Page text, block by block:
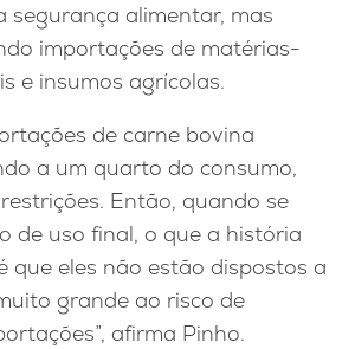
segurança alimentar, mas
importações de matérias-
e insumos agrícolas.
de carne bovina
a um quarto do consumo,
Então, quando se
de uso final, o que a história
que eles não estão dispostos a
grande ao risco de
afirma Pinho.